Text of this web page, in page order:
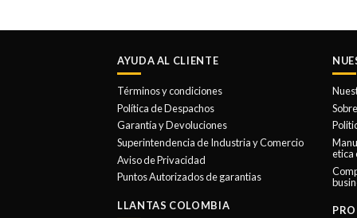
AYUDA AL CLIENTE
Términos y condiciones
Política de Despachos
Garantía y Devoluciones
Superintendencia de Industria y Comercio
Aviso de Privacidad
Puntos Autorizados de garantias
LLANTAS COLOMBIA
etica